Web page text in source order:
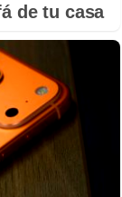
de tu casa